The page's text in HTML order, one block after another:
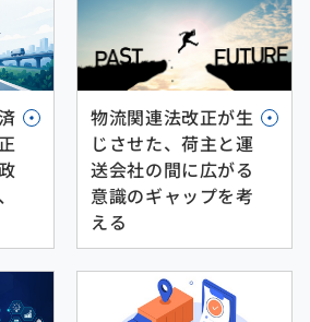
物流関連法改正が生
じさせた、荷主と運
送会社の間に広がる
意識のギャップを考
える